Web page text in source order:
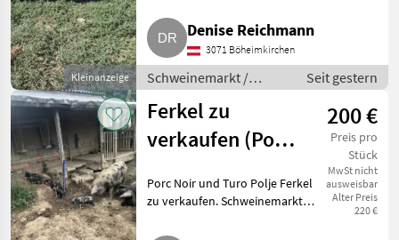
Kleinanzeige
hinterlegtem DNA-Nachweis.
Ich möchte die 2 gemeinsam
abgeben, da unser Berti schon ä
Denise Reichmann
3071 Böheimkirchen
Schweinemarkt /
Schweinemarkt
Seit gestern
Ferkel zu
verkaufen (Porc
Polje)
200 €
Preis pro
Stück
MwSt nicht
ausweisbar
Alter Preis
220 €
Porc Noir und Turo Polje Ferkel
zu verkaufen. Schweinemarkt